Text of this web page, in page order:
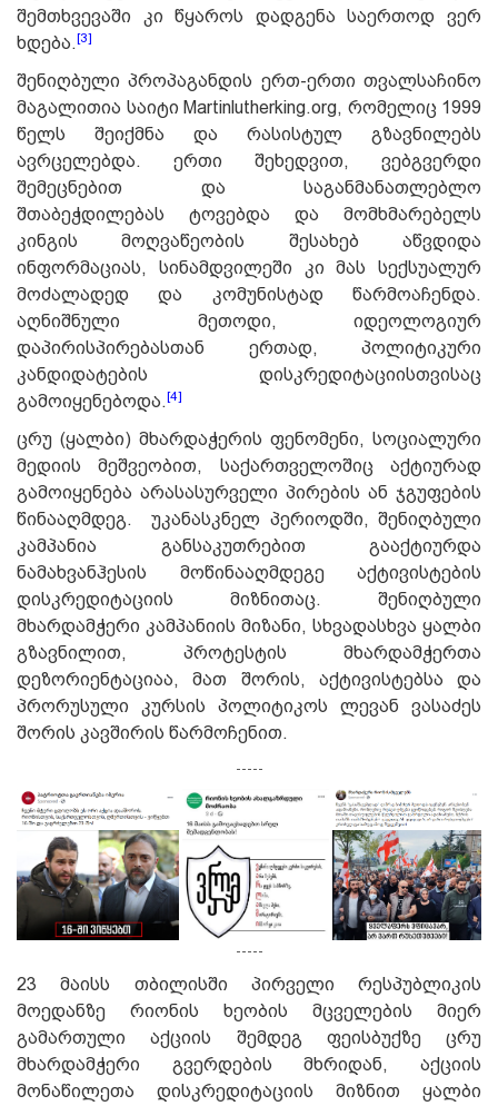
შემთხვევაში კი წყაროს დადგენა საერთოდ ვერ
ხდება.[3]
შენიღბული პროპაგანდის ერთ-ერთი თვალსაჩინო
მაგალითია საიტი Martinlutherking.org, რომელიც 1999
წელს შეიქმნა და რასისტულ გზავნილებს
ავრცელებდა. ერთი შეხედვით, ვებგვერდი
შემეცნებით და საგანმანათლებლო
შთაბეჭდილებას ტოვებდა და მომხმარებელს
კინგის მოღვაწეობის შესახებ აწვდიდა
ინფორმაციას, სინამდვილეში კი მას სექსუალურ
მოძალადედ და კომუნისტად წარმოაჩენდა.
აღნიშნული მეთოდი, იდეოლოგიურ
დაპირისპირებასთან ერთად, პოლიტიკური
კანდიდატების დისკრედიტაციისთვისაც
გამოიყენებოდა.[4]
ცრუ (ყალბი) მხარდაჭერის ფენომენი, სოციალური
მედიის მეშვეობით, საქართველოშიც აქტიურად
გამოიყენება არასასურველი პირების ან ჯგუფების
წინააღმდეგ. უკანასკნელ პერიოდში, შენიღბული
კამპანია განსაკუთრებით გააქტიურდა
ნამახვანჰესის მოწინააღმდეგე აქტივისტების
დისკრედიტაციის მიზნითაც. შენიღბული
მხარდამჭერი კამპანიის მიზანი, სხვადასხვა ყალბი
გზავნილით, პროტესტის მხარდამჭერთა
დეზორიენტაციაა, მათ შორის, აქტივისტებსა და
პრორუსული კურსის პოლიტიკოს ლევან ვასაძეს
შორის კავშირის წარმოჩენით.
-----
-----
23 მაისს თბილისში პირველი რესპუბლიკის
მოედანზე რიონის ხეობის მცველების მიერ
გამართული აქციის შემდეგ ფეისბუქზე ცრუ
მხარდამჭერი გვერდების მხრიდან, აქციის
მონაწილეთა დისკრედიტაციის მიზნით ყალბი